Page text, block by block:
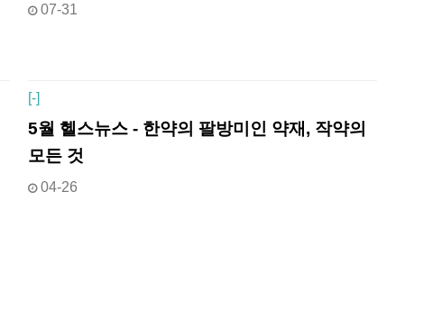
07-31
[-]
5월 헬스뉴스 - 한약의 팔방미인 약재, 작약의
모든 것
04-26